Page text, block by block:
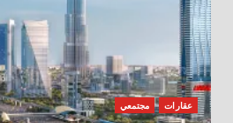
عقارات مجتمعي